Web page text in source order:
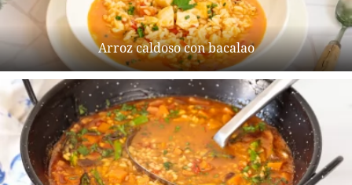
Arroz caldoso con bacalao